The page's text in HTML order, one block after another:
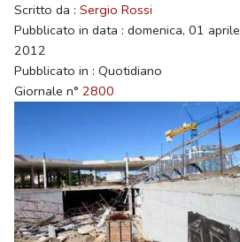
Scritto da : Sergio Rossi
Pubblicato in data : domenica, 01 aprile
2012
Pubblicato in : Quotidiano
Giornale n° 2800